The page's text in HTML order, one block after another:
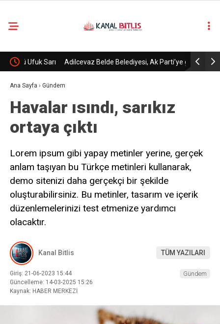
Sarı Adilcevaz Belde Belediyesi, Ak Parti’ye geçti. Terör
Ana Sayfa › Gündem
Havalar ısındı, sarıkız
ortaya çıktı
Lorem ipsum gibi yapay metinler yerine, gerçek
anlam taşıyan bu Türkçe metinleri kullanarak,
demo sitenizi daha gerçekçi bir şekilde
oluşturabilirsiniz. Bu metinler, tasarım ve içerik
düzenlemelerinizi test etmenize yardımcı
olacaktır.
Kanal Bitlis TÜM YAZILARI
Giriş: 21-06-2023 15:44
Güncelleme: 14-03-2025 15:26
Kaynak: HABER MERKEZİ
Gündem